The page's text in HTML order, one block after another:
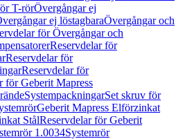
T-rörÖvergångar ej
ej löstagbaraÖvergångar och
för Övergångar och
Reservdelar för
Reservdelar för
Reservdelar för
för Geberit Mapress
SystempackningarSet skruv för
Geberit Mapress Elförzinkat
StålReservdelar för Geberit
1.0034Systemrör